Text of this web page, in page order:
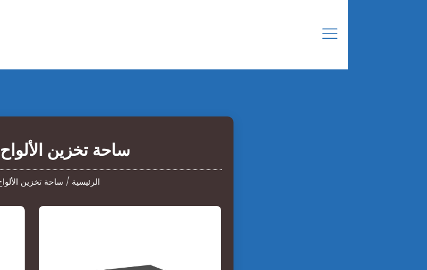
ساحة تخزين
الرئيسية / ساحة تخزين